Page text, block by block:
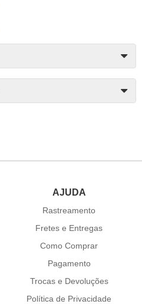
AJUDA
Rastreamento
Fretes e Entregas
Como Comprar
Pagamento
Trocas e Devoluções
Política de Privacidade